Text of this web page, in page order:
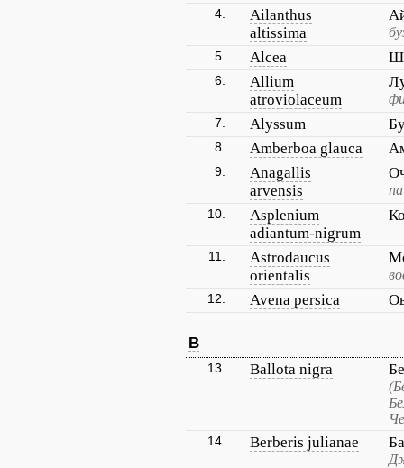
4.
Ailanthus
altissima
5. Alcea
6.
Allium
atroviolaceum
7. Alyssum
8. Amberboa glauca
9.
Anagallis
arvensis
10.
Asplenium
adiantum-nigrum
11.
Astrodaucus
orientalis
12. Avena persica
B
13. Ballota nigra
14. Berberis julianae